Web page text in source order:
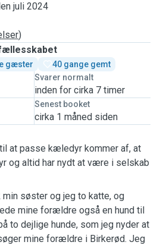
juli 2024
)
gæster
40 gange gemt
Svarer normalt
inden for cirka 7 timer
Senest booket
cirka 1 måned siden
at passe kæledyr kommer af, at
og altid har nydt at være i selskab
søster og jeg to katte, og
mine forældre også en hund til
to dejlige hunde, som jeg nyder at
mine forældre i Birkerød. Jeg